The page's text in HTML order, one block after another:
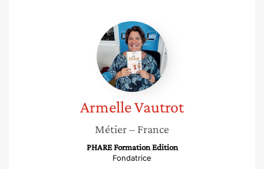
Armelle
Vautrot
ArmelleVautrot
Métier– France
PHARE Formation Edition
Fondatrice